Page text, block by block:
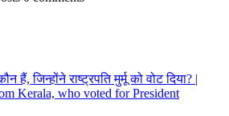
जिन्होंने राष्ट्रपति मुर्मू को वोट दिया? |
Kerala, who voted for President